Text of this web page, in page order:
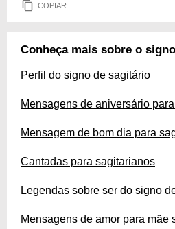
COPIAR
Conheça mais sobre o
Perfil do signo de sagitário
Mensagens de aniversário
Mensagem de bom dia para
Cantadas para sagitarianos
Legendas sobre ser do signo
Mensagens de amor para mãe